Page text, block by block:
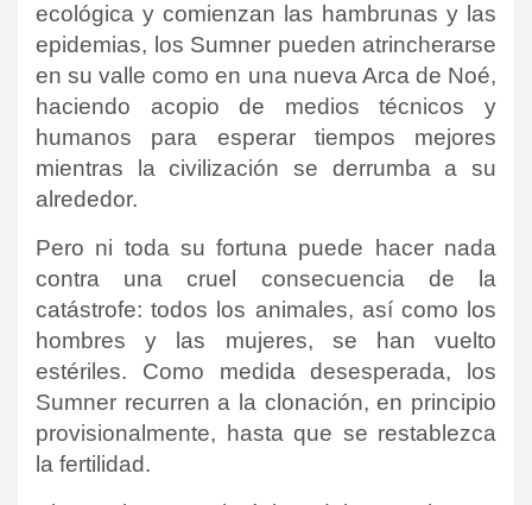
ecológica y comienzan las hambrunas y las
epidemias, los Sumner pueden atrincherarse
en su valle como en una nueva Arca de Noé,
haciendo acopio de medios técnicos y
humanos para esperar tiempos mejores
mientras la civilización se derrumba a su
alrededor.
Pero ni toda su fortuna puede hacer nada
contra una cruel consecuencia de la
catástrofe: todos los animales, así como los
hombres y las mujeres, se han vuelto
estériles. Como medida desesperada, los
Sumner recurren a la clonación, en principio
provisionalmente, hasta que se restablezca
la fertilidad.